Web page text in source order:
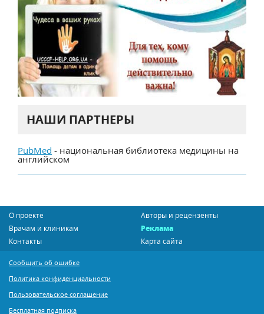
НАШИ ПАРТНЕРЫ
PubMed - национальная библиотека медицины на
английском
О проекте
Авторы и рецензенты
Врачам и клиникам
Реклама
Контакты
Карта сайта
Сообщить об ошибке
Политика конфиденциальности
Пользовательское соглашение
Бесплатная подписка